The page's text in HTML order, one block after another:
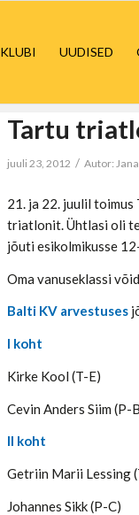
KLUBI UUDISED
Tartu
juuli 23, 2012 / Autor:
21. ja 22. juulil
triatlonit. Ühtlasi oli
jõuti esikolmikusse
Oma vanuseklassi
Balti KV arvestuses
I koht
Kirke Kool (T-E)
Cevin Anders Siim (P-
II koht
Getriin Marii Lessing
Johannes Sikk (P-C)